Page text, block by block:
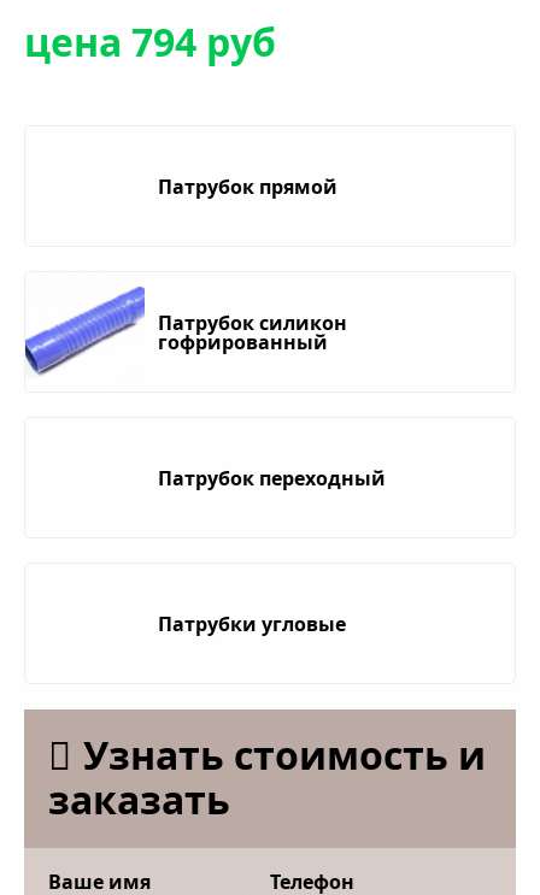
цена 794 руб
Патрубок прямой
Патрубок силикон
гофрированный
Патрубок переходный
Патрубки угловые
Узнать стоимость и
заказать
Ваше имя Телефон